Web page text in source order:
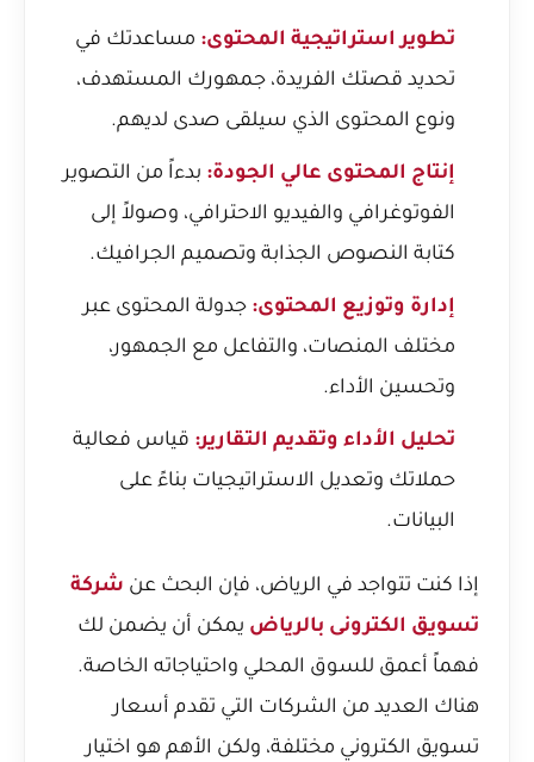
تطوير استراتيجية المحتوى: مساعدتك في
تحديد قصتك الفريدة، جمهورك المستهدف،
ونوع المحتوى الذي سيلقى صدى لديهم.
إنتاج المحتوى عالي الجودة: بدءاً من التصوير
الفوتوغرافي والفيديو الاحترافي، وصولاً إلى
كتابة النصوص الجذابة وتصميم الجرافيك.
إدارة وتوزيع المحتوى: جدولة المحتوى عبر
مختلف المنصات، والتفاعل مع الجمهور،
وتحسين الأداء.
تحليل الأداء وتقديم التقارير: قياس فعالية
حملاتك وتعديل الاستراتيجيات بناءً على
البيانات.
إذا كنت تتواجد في الرياض، فإن البحث عن شركة
تسويق الكترونى بالرياض يمكن أن يضمن لك
فهماً أعمق للسوق المحلي واحتياجاته الخاصة.
هناك العديد من الشركات التي تقدم أسعار
تسويق الكتروني مختلفة، ولكن الأهم هو اختيار